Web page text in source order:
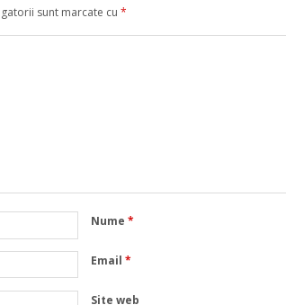
sunt marcate cu *
Nume *
Email *
Site web